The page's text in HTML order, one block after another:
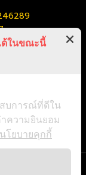
หยุดวันอาทิตย์
on our
ด้ในขณะนี้
สบการณ์ที่ดีใน
ความยินยอม
นโยบายคุกกี้